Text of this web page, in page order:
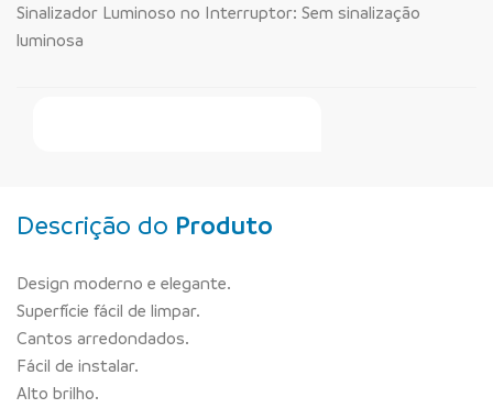
Sinalizador Luminoso no Interruptor: Sem sinalização
luminosa
Descrição do Produto
Design moderno e elegante.
Superfície fácil de limpar.
Cantos arredondados.
Fácil de instalar.
Alto brilho.